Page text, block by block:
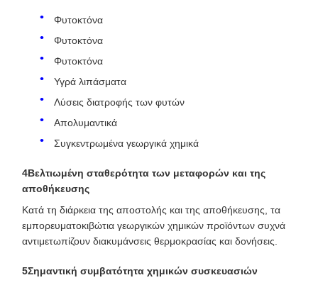
Φυτοκτόνα
Φυτοκτόνα
Φυτοκτόνα
Υγρά λιπάσματα
Λύσεις διατροφής των φυτών
Απολυμαντικά
Συγκεντρωμένα γεωργικά χημικά
4Βελτιωμένη σταθερότητα των μεταφορών και της
αποθήκευσης
Κατά τη διάρκεια της αποστολής και της αποθήκευσης, τα
εμπορευματοκιβώτια γεωργικών χημικών προϊόντων συχνά
αντιμετωπίζουν διακυμάνσεις θερμοκρασίας και δονήσεις.
5Σημαντική συμβατότητα χημικών συσκευασιών